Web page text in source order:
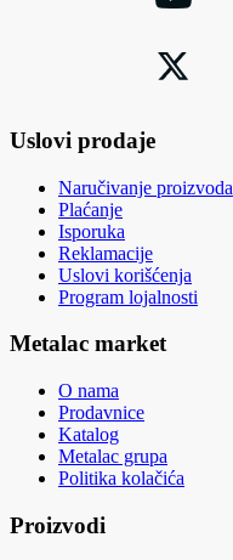
Uslovi prodaje
Naručivanje proizvoda
Plaćanje
Isporuka
Reklamacije
Uslovi korišćenja
Program lojalnosti
Metalac market
O nama
Prodavnice
Katalog
Metalac grupa
Politika kolačića
Proizvodi